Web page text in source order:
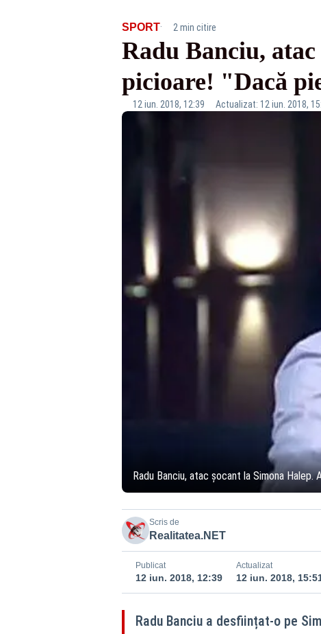
SPORT· 2 min citire
Radu Banciu,
picioare! "Dacă
12 iun. 2018, 12:39 Actualizat: 12 iun. 2018,
Radu Banciu, atac șocant la Simona
Scris de
Realitatea.NET
Publicat
12 iun. 2018, 12:39
Actualizat
12 iun. 2018,
Radu Banciu a desființat-o pe